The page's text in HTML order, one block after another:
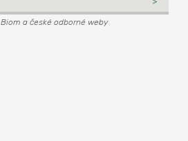
Biom a české odborné weby